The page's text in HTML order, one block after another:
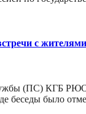
с
(ПС) КГБ
беседы было